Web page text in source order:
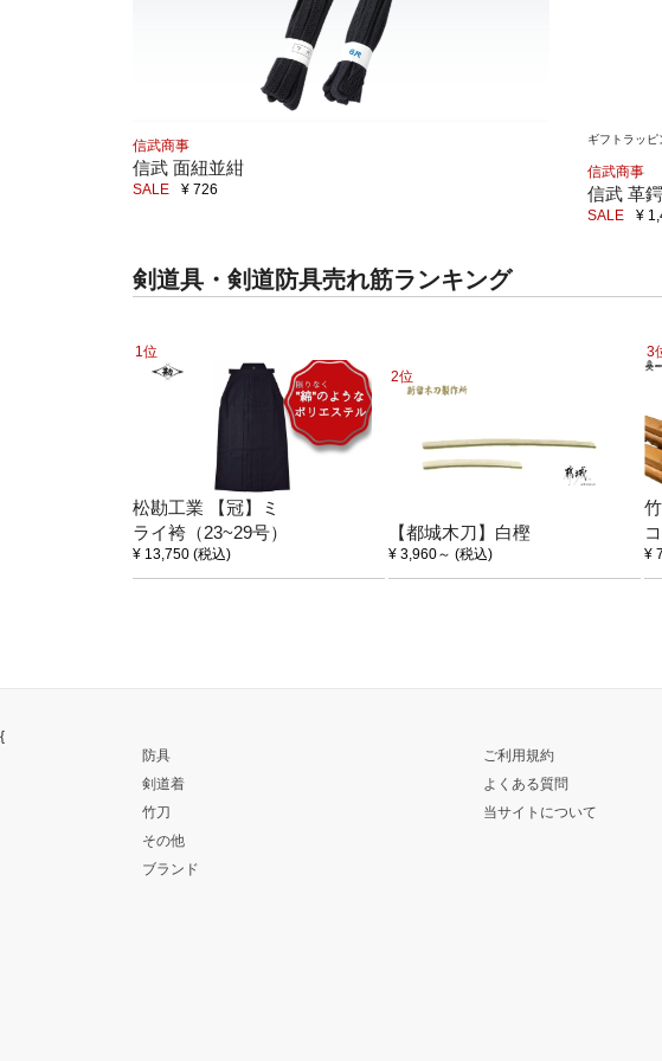
信武商事
信武 面紐並紺
SALE ¥ 726
ギフトラッピ
信武商事
信武 革
SALE ¥
剣道具・剣道防具売れ筋ランキング
1位
松勘工業 【冠】ミ
ライ袴（23~29号）
¥ 13,750 (税込)
2位
【都城木刀】白樫
¥ 3,960～ (税込)
3
¥
{
防具
剣道着
竹刀
その他
ブランド
ご利用規約
よくある質問
当サイトについて